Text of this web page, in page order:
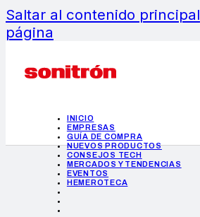
Saltar al contenido principal
página
INICIO
EMPRESAS
GUÍA DE COMPRA
NUEVOS PRODUCTOS
CONSEJOS TECH
MERCADOS Y TENDENCIAS
EVENTOS
HEMEROTECA